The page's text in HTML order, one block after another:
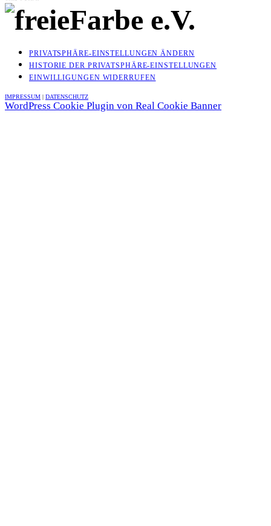
PRIVATSPHÄRE-EINSTELLUNGEN ÄNDERN
HISTORIE DER PRIVATSPHÄRE-EINSTELLUNGEN
EINWILLIGUNGEN WIDERRUFEN
IMPRESSUM | DATENSCHUTZ
WordPress Cookie Plugin von Real Cookie Banner